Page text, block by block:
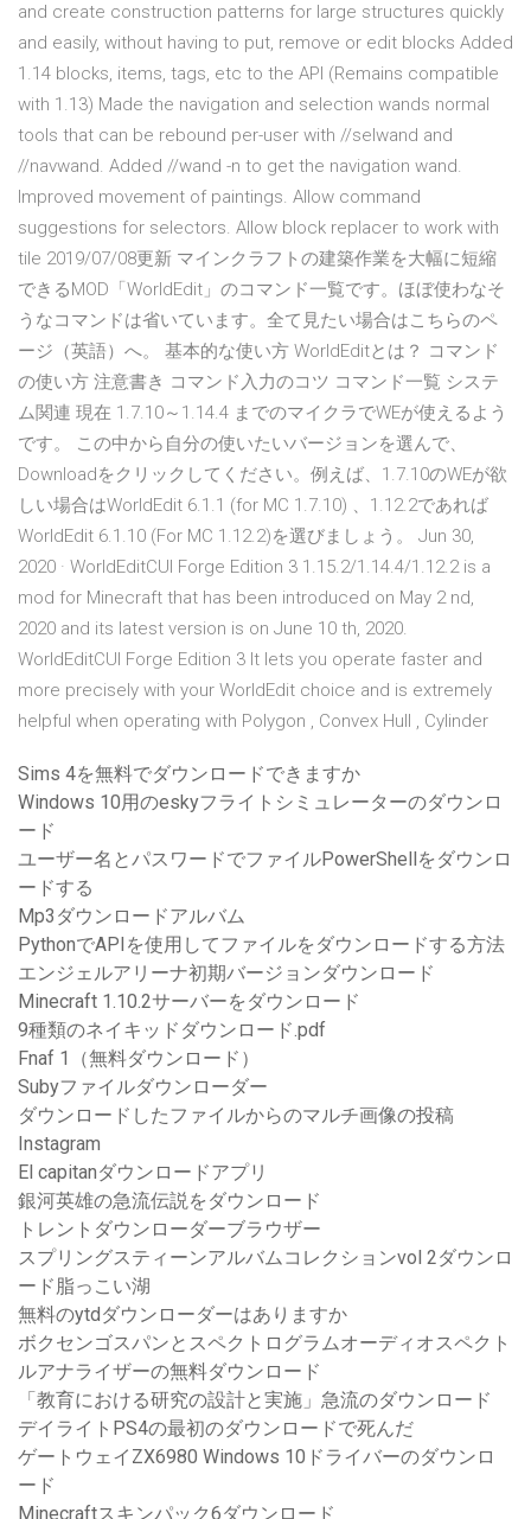
and create construction patterns for large structures quickly
and easily, without having to put, remove or edit blocks Added
1.14 blocks, items, tags, etc to the API (Remains compatible
with 1.13) Made the navigation and selection wands normal
tools that can be rebound per-user with //selwand and
//navwand. Added //wand -n to get the navigation wand.
Improved movement of paintings. Allow command
suggestions for selectors. Allow block replacer to work with
tile 2019/07/08更新 マインクラフトの建築作業を大幅に短縮
できるMOD「WorldEdit」のコマンド一覧です。ほぼ使わなそ
うなコマンドは省いています。全て見たい場合はこちらのペ
ージ（英語）へ。 基本的な使い方 WorldEditとは？ コマンド
の使い方 注意書き コマンド入力のコツ コマンド一覧 システ
ム関連 現在 1.7.10～1.14.4 までのマイクラでWEが使えるよう
です。 この中から自分の使いたいバージョンを選んで、
Downloadをクリックしてください。例えば、1.7.10のWEが欲
しい場合はWorldEdit 6.1.1 (for MC 1.7.10) 、1.12.2であれば
WorldEdit 6.1.10 (For MC 1.12.2)を選びましょう。 Jun 30,
2020 · WorldEditCUI Forge Edition 3 1.15.2/1.14.4/1.12.2 is a
mod for Minecraft that has been introduced on May 2 nd,
2020 and its latest version is on June 10 th, 2020.
WorldEditCUI Forge Edition 3 It lets you operate faster and
more precisely with your WorldEdit choice and is extremely
helpful when operating with Polygon , Convex Hull , Cylinder
Sims 4を無料でダウンロードできますか
Windows 10用のeskyフライトシミュレーターのダウンロ
ード
ユーザー名とパスワードでファイルPowerShellをダウンロ
ードする
Mp3ダウンロードアルバム
PythonでAPIを使用してファイルをダウンロードする方法
エンジェルアリーナ初期バージョンダウンロード
Minecraft 1.10.2サーバーをダウンロード
9種類のネイキッドダウンロード.pdf
Fnaf 1（無料ダウンロード）
Subyファイルダウンローダー
ダウンロードしたファイルからのマルチ画像の投稿
Instagram
El capitanダウンロードアプリ
銀河英雄の急流伝説をダウンロード
トレントダウンローダーブラウザー
スプリングスティーンアルバムコレクションvol 2ダウンロ
ード脂っこい湖
無料のytdダウンローダーはありますか
ボクセンゴスパンとスペクトログラムオーディオスペクト
ルアナライザーの無料ダウンロード
「教育における研究の設計と実施」急流のダウンロード
デイライトPS4の最初のダウンロードで死んだ
ゲートウェイZX6980 Windows 10ドライバーのダウンロ
ード
Minecraftスキンパック6ダウンロード